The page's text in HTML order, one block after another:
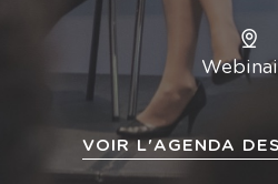
VOIR L'AGENDA